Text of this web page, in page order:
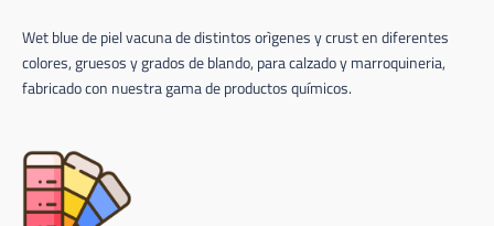
Wet blue de piel vacuna de distintos orìgenes y crust en diferentes
colores, gruesos y grados de blando, para calzado y marroquineria,
fabricado con nuestra gama de productos químicos.